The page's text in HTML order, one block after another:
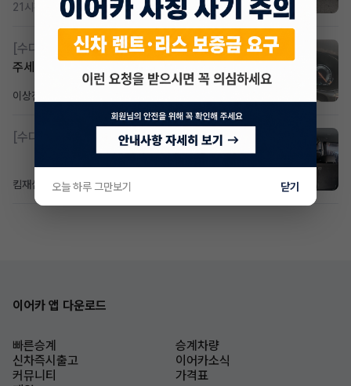
21시간 전 조회 369 댓글 2
[수다방]
Gv70 승계자분 구합니다 지원금 협의연락
주세요
이상진
[수다방] 소렌토 2.5 T&스타리아9인승디젤 2운전자
킴재섭 2일 전조회 100댓글 3
이어카 앱 다운로드
빠른승계
승계차량
신차즉시출고
이어카소식
커뮤니티
가격표
오늘 하루 그만보기 닫기